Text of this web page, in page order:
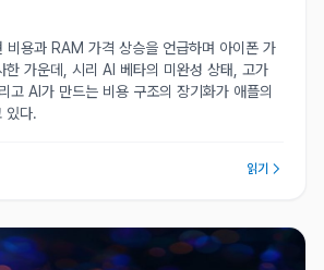
비용과 RAM 가격 상승을 언급하며 아이폰 가
한 가운데, 시리 AI 베타의 미완성 상태, 고가
고 AI가 만드는 비용 구조의 장기화가 애플의
있다.
읽기